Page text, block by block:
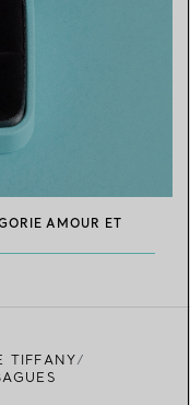
AMOUR ET
TIFFANY